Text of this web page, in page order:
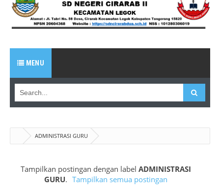
MENU
ADMINISTRASI GURU
Tampilkan postingan dengan labelADMINISTRASI
GURU. Tampilkan semua postingan